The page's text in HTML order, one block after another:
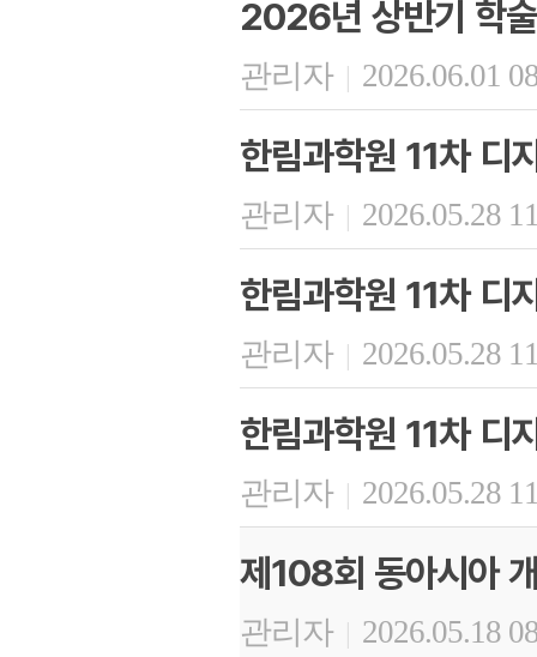
2026년 상반기 학
관리자 | 2026.06.01
한림과학원 11차 디
관리자 | 2026.05.28
한림과학원 11차 디
관리자 | 2026.05.28
한림과학원 11차 디
관리자 | 2026.05.28
제108회 동아시아
관리자 | 2026.05.18